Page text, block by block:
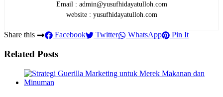
Email : admin@yusufhidayatulloh.com
website : yusufhidayatulloh.com
Share this Facebook Twitter WhatsApp Pin It
Related Posts